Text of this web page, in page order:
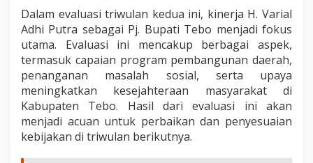
a
s
i
K
i
n
e
r
j
a
P
e
Dalam evaluasi triwulan kedua ini, kinerja H. Varial
Adhi Putra sebagai Pj. Bupati Tebo menjadi fokus
utama. Evaluasi ini mencakup berbagai aspek,
termasuk capaian program pembangunan daerah,
penanganan masalah sosial, serta upaya
meningkatkan kesejahteraan masyarakat di
Kabupaten Tebo. Hasil dari evaluasi ini akan
menjadi acuan untuk perbaikan dan penyesuaian
kebijakan di triwulan berikutnya.